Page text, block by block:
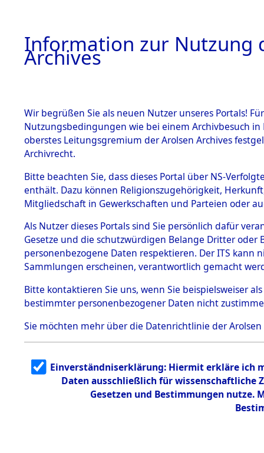
BESTÄNDE
1.
mente
5. Verschiedenes
5.3
Todesmärsche
5.3.1 Alliierte
Erhebungen
zu
Todesmärsch
en
5.3.2
g
5.3.3
Todesmärsch
Coesfeld
Information zur Nutzung
Archives
Wir begrüßen Sie als neuen Nutzer unseres Portals!
Nutzungsbedingungen wie bei einem Archivbesuch
oberstes Leitungsgremium der Arolsen Archives
Archivrecht.
Bitte beachten Sie, dass dieses Portal über NS-
enthält. Dazu können Religionszugehörigkeit,
Mitgliedschaft in Gewerkschaften und Parteien oder
Als Nutzer dieses Portals sind Sie persönlich dafür
Gesetze und die schutzwürdigen Belange Dritter
personenbezogene Daten respektieren. Der ITS
Sammlungen erscheinen, verantwortlich gemacht
Bitte kontaktieren Sie uns, wenn Sie beispielsweiser
bestimmter personenbezogener Daten nicht
Sie möchten mehr über die Datenrichtlinie der Arolsen
Einverständniserklärung: Hiermit erkläre ich
Daten ausschließlich für wissenschaftliche
Gesetzen und Bestimmungen nutze.